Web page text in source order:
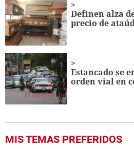
Definen alza
precio de
Estancado se
orden vial en
MIS TEMAS PREFERIDOS